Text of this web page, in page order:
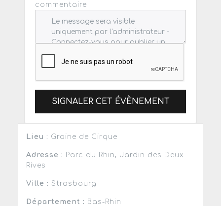
commentaire
SIGNALER CET ÉVÈNEMENT
Lieu : Graine de Cirque
Adresse : Parc du Rhin, Jardin des Deux
Rives
Ville : Strasbourg
Département : Bas-Rhin